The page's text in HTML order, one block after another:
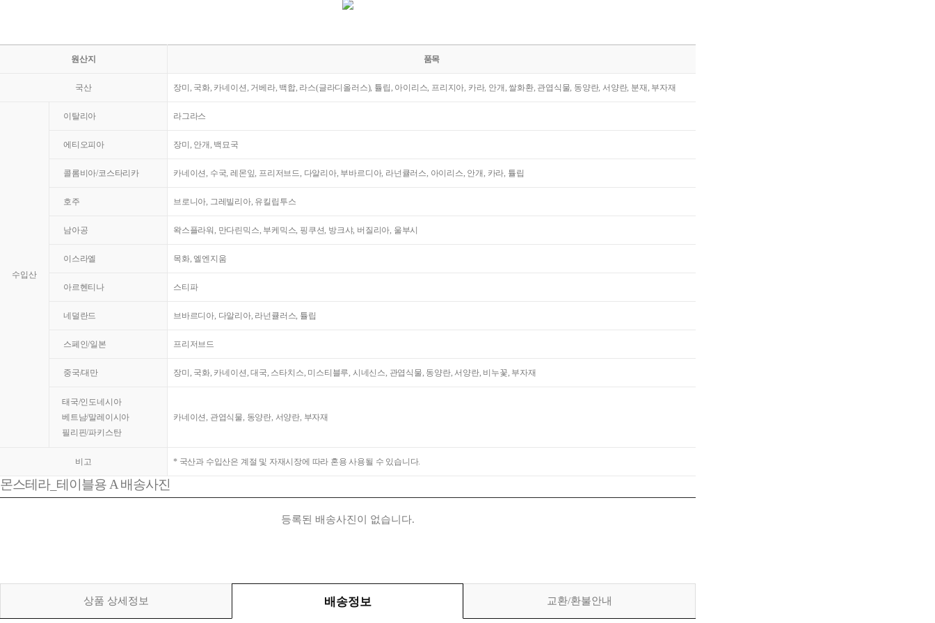
원산지 품목
국산 장미, 국화, 카네이션, 거베라, 백합, 라스(글라디올러스), 튤립, 아이리스, 프리지아, 카라, 안개, 쌀화환, 관엽식물, 동양란, 서양란, 분재, 부자재
수입산
이탈리아 라그라스
에티오피아 장미, 안개, 백묘국
콜롬비아/코스타리카 카네이션, 수국, 레몬잎, 프리저브드, 다알리아, 부바르디아, 라넌큘러스, 아이리스, 안개, 카라, 튤립
호주 브로니아, 그레빌리아, 유킬립투스
남아공 왁스플라워, 만다린믹스, 부케믹스, 핑쿠션, 방크샤, 버질리아, 울부시
이스라엘 목화, 엘엔지움
아르헨티나 스티파
네덜란드 브바르디아, 다알리아, 라넌큘러스, 튤립
스페인/일본 프리저브드
중국/대만 장미, 국화, 카네이션, 대국, 스타치스, 미스티블루, 시네신스, 관엽식물, 동양란, 서양란, 비누꽃, 부자재
태국/인도네시아
베트남/말레이시아
필리핀/파키스탄
카네이션, 관엽식물, 동양란, 서양란, 부자재
비고 * 국산과 수입산은 계절 및 자재시장에 따라 혼용 사용될 수 있습니다.
몬스테라_테이블용 A 배송사진
등록된 배송사진이 없습니다.
상품 상세정보 배송정보 교환/환불안내